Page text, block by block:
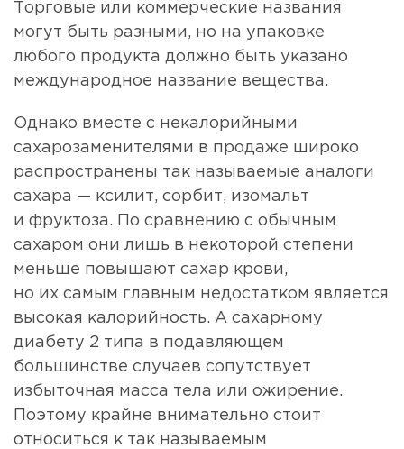
Торговые или коммерческие названия
могут быть разными, но на упаковке
любого продукта должно быть указано
международное название вещества.
Однако вместе с некалорийными
сахарозаменителями в продаже широко
распространены так называемые аналоги
сахара — ксилит, сорбит, изомальт
и фруктоза. По сравнению с обычным
сахаром они лишь в некоторой степени
меньше повышают сахар крови,
но их самым главным недостатком является
высокая калорийность. А сахарному
диабету 2 типа в подавляющем
большинстве случаев сопутствует
избыточная масса тела или ожирение.
Поэтому крайне внимательно стоит
относиться к так называемым